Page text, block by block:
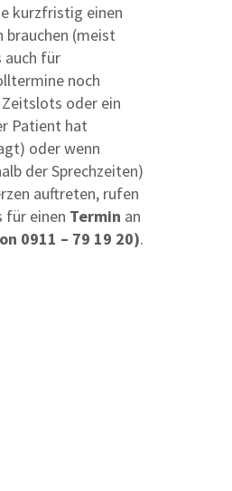
kurzfristig einen
brauchen (meist
auch für
noch
oder ein
Patient hat
oder wenn
der Sprechzeiten)
auftreten, rufen
für einen Termin an
0911 – 79 19 20).